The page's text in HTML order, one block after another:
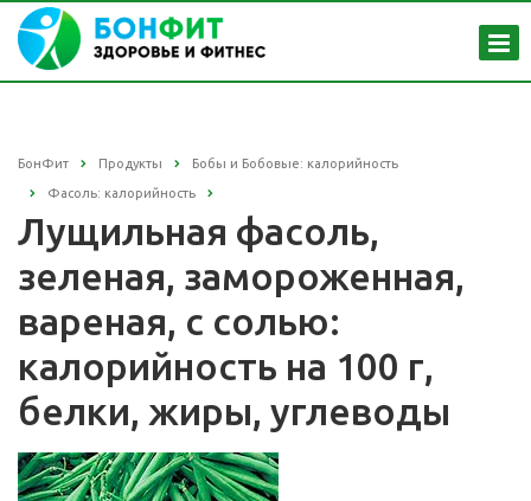
БонФит Продукты Бобы и Бобовые: калорийность
Фасоль: калорийность
Лущильная фасоль,
зеленая, замороженная,
вареная, с солью:
калорийность на 100 г,
белки, жиры, углеводы